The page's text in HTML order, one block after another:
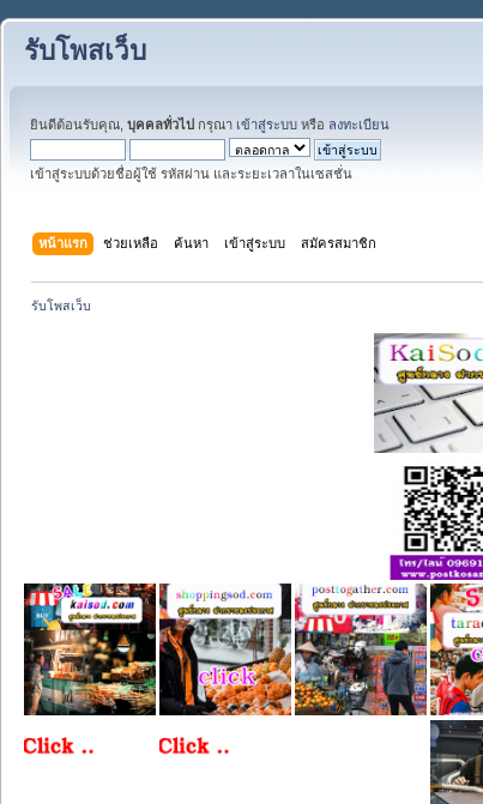
รับโพสเว็บ
ยินดีต้อนรับคุณ, บุคคลทั่วไป กรุณา เข้าสู่ระบบ หรือ ลงทะเบียน
เข้าสู่ระบบด้วยชื่อผู้ใช้ รหัสผ่าน และระยะเวลาในเซสชั่น
หน้าแรก ช่วยเหลือ ค้นหา เข้าสู่ระบบ สมัครสมาชิก
รับโพสเว็บ